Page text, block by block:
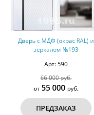
Дверь с МДФ (окрас RAL) и
зеркалом №193
Арт: 590
66 000 руб.
55 000руб.
ПРЕДЗАКАЗ